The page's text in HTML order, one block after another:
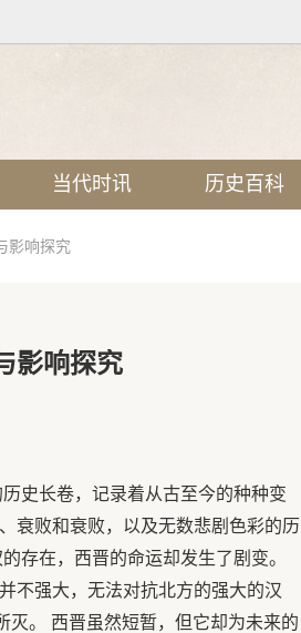
当代时讯 历史百科
影响探究
影响探究
史长卷，记录着从古至今的种种变
衰败和衰败，以及无数悲剧色彩的历
存在，西晋的命运却发生了剧变。
不强大，无法对抗北方的强大的汉
灭。 西晋虽然短暂，但它却为未来的